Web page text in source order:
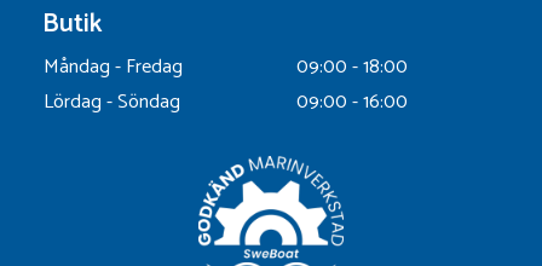
Butik
Måndag - Fredag
09:00 - 18:00
Lördag - Söndag
09:00 - 16:00